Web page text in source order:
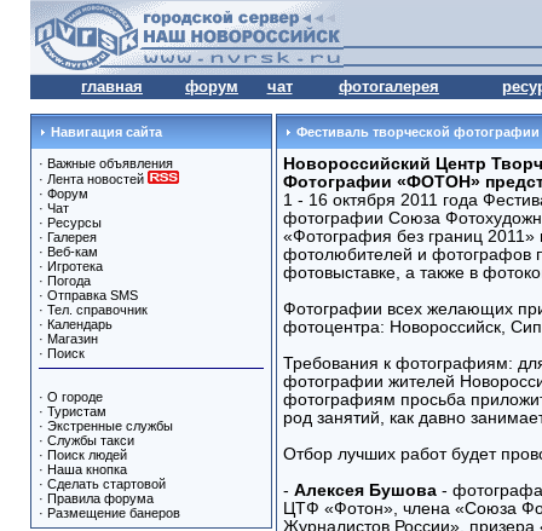
главная форум чат фотогалерея
Навигация сайта
· Важные объявления
· Лента новостей
· Форум
· Чат
· Ресурсы
· Галерея
· Веб-кам
· Игротека
· Погода
· Отправка SMS
· Тел. справочник
· Календарь
· Магазин
· Поиск
· О городе
· Туристам
· Экстренные службы
· Службы такси
· Поиск людей
· Наша кнопка
· Сделать стартовой
· Правила форума
· Размещение банеров
Фестиваль творческой фотографии
Новороссийский Центр
Фотографии «ФОТОН»
1 - 16 октября 2011 года
фотографии Союза
«Фотография без границ 2011»
фотолюбителей и фотографов
фотовыставке, а также в
Фотографии всех желающих
фотоцентра: Новороссийск,
Требования к фотографиям:
фотографии жителей
фотографиям просьба
род занятий, как давно
Отбор лучших работ будет
- Алексея Бушова- фотографа,
ЦТФ «Фотон», члена «Союза
Журналистов России»,